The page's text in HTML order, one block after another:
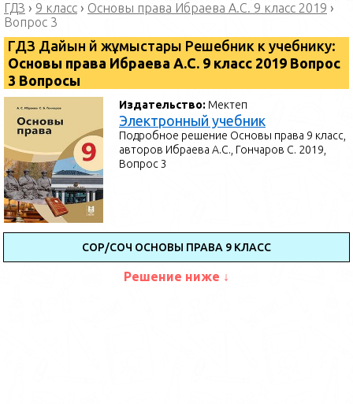
ГДЗ › 9 класс › Основы права Ибраева А.С. 9 класс 2019 ›
Вопрос 3
ГДЗ Дайын үй жұмыстары Решебник к учебнику:
Основы права Ибраева А.С. 9 класс 2019 Вопрос
3 Вопросы
Издательство: Мектеп
Электронный учебник
Подробное решение Основы права 9 класс,
авторов Ибраева А.С., Гончаров С. 2019,
Вопрос 3
СОР/СОЧ ОСНОВЫ ПРАВА 9 КЛАСС
Решение ниже ↓